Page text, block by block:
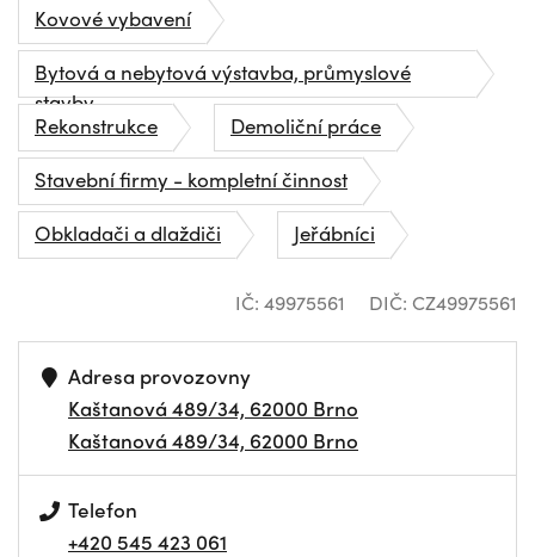
Kovové vybavení
Bytová a nebytová výstavba, průmyslové
stavby
Rekonstrukce
Demoliční práce
Stavební firmy - kompletní činnost
Obkladači a dlaždiči
Jeřábníci
IČ: 49975561 DIČ: CZ49975561
Adresa provozovny
Kaštanová 489/34, 62000 Brno
Kaštanová 489/34, 62000 Brno
Telefon
+420 545 423 061